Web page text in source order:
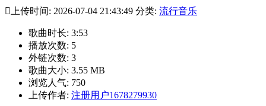
 上传时间: 2026-07-04 21:43:49 分类: 流行音乐
歌曲时长: 3:53
播放次数: 5
外链次数: 3
歌曲大小: 3.55 MB
浏览人气: 750
上传作者: 注册用户1678279930